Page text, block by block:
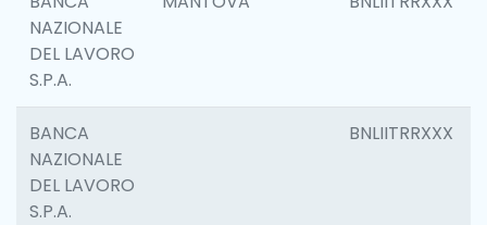
NAZIONALE
DEL LAVORO
S.P.A.
BANCA
NAZIONALE
DEL LAVORO
S.P.A.
BNLIITRRXXX